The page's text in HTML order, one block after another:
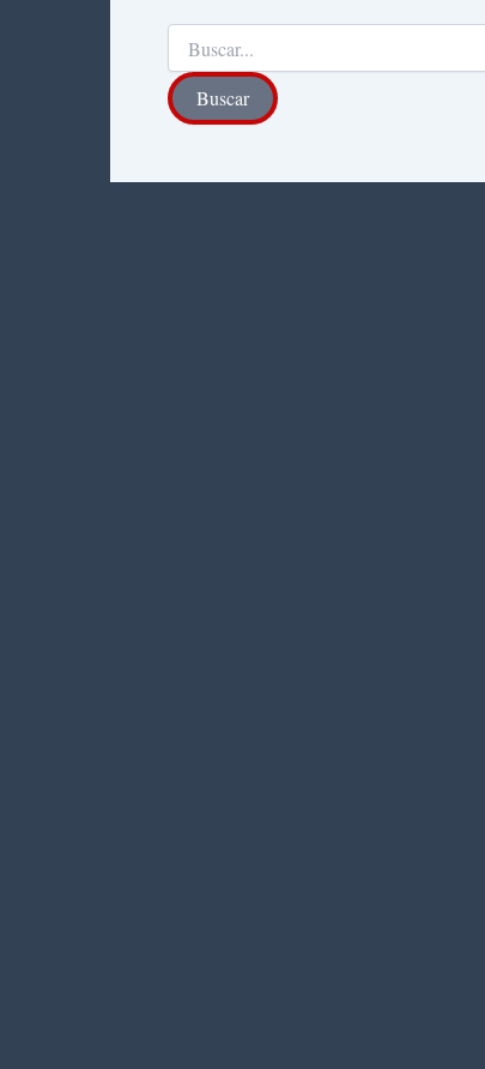
Buscar
por: